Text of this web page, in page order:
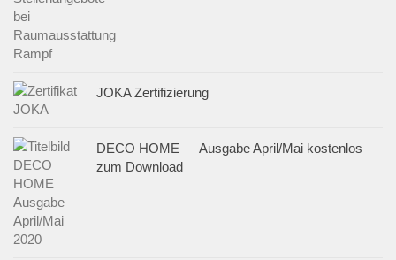
JOKA Zertifizierung
DECO HOME — Ausgabe April/Mai kostenlos
zum Download